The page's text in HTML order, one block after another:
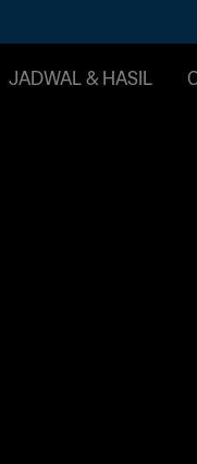
JADWAL & HASIL